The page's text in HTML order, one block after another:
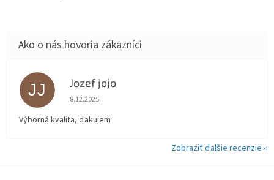
JJ Jozef jojo
Hodnotenie obchodu je 5 z 5 hviezdičiek.
8.12.2025
Výborná kvalita, ďakujem
Zobraziť ďalšie recenzie